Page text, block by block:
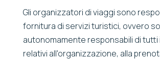
Gli organizzatori di viaggi sono
fornitura di servizi turistici, ovvero
autonomamente responsabili di tutti
relativi all'organizzazione, alla